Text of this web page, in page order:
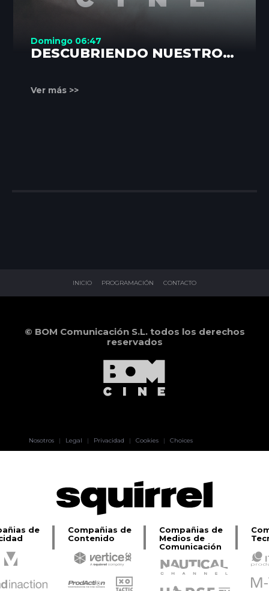
Domingo 06:47
DESCUBRIENDO NUESTROS
Ver más >>
INICIO PROGRAMACIÓN CONTACTO
© BOM Comunicación S.L. todos los derechos
reservados
Nosotros | Legal | Privacidad | Cookies | Choices
de
Compañias de
Contenido
Compañias de
Medios de
Comunicación